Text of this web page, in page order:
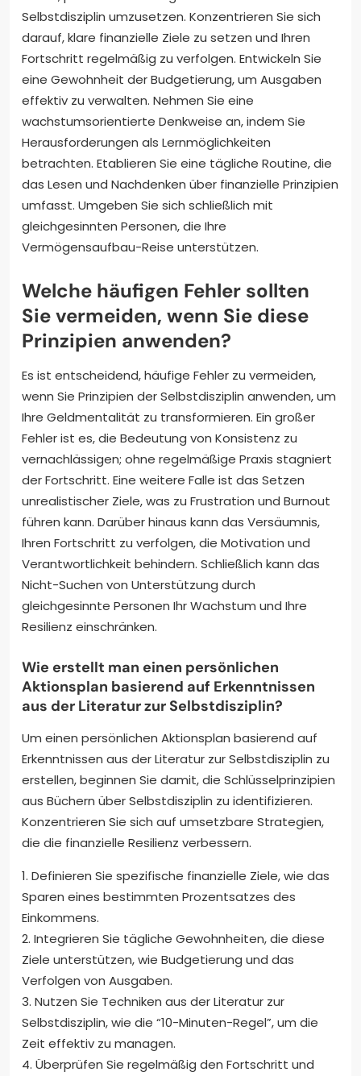
Selbstdisziplin umzusetzen. Konzentrieren Sie sich
darauf, klare finanzielle Ziele zu setzen und Ihren
Fortschritt regelmäßig zu verfolgen. Entwickeln Sie
eine Gewohnheit der Budgetierung, um Ausgaben
effektiv zu verwalten. Nehmen Sie eine
wachstumsorientierte Denkweise an, indem Sie
Herausforderungen als Lernmöglichkeiten
betrachten. Etablieren Sie eine tägliche Routine, die
das Lesen und Nachdenken über finanzielle Prinzipien
umfasst. Umgeben Sie sich schließlich mit
gleichgesinnten Personen, die Ihre
Vermögensaufbau-Reise unterstützen.
Welche häufigen Fehler sollten
Sie vermeiden, wenn Sie diese
Prinzipien anwenden?
Es ist entscheidend, häufige Fehler zu vermeiden,
wenn Sie Prinzipien der Selbstdisziplin anwenden, um
Ihre Geldmentalität zu transformieren. Ein großer
Fehler ist es, die Bedeutung von Konsistenz zu
vernachlässigen; ohne regelmäßige Praxis stagniert
der Fortschritt. Eine weitere Falle ist das Setzen
unrealistischer Ziele, was zu Frustration und Burnout
führen kann. Darüber hinaus kann das Versäumnis,
Ihren Fortschritt zu verfolgen, die Motivation und
Verantwortlichkeit behindern. Schließlich kann das
Nicht-Suchen von Unterstützung durch
gleichgesinnte Personen Ihr Wachstum und Ihre
Resilienz einschränken.
Wie erstellt man einen persönlichen
Aktionsplan basierend auf Erkenntnissen
aus der Literatur zur Selbstdisziplin?
Um einen persönlichen Aktionsplan basierend auf
Erkenntnissen aus der Literatur zur Selbstdisziplin zu
erstellen, beginnen Sie damit, die Schlüsselprinzipien
aus Büchern über Selbstdisziplin zu identifizieren.
Konzentrieren Sie sich auf umsetzbare Strategien,
die die finanzielle Resilienz verbessern.
1. Definieren Sie spezifische finanzielle Ziele, wie das
Sparen eines bestimmten Prozentsatzes des
Einkommens.
2. Integrieren Sie tägliche Gewohnheiten, die diese
Ziele unterstützen, wie Budgetierung und das
Verfolgen von Ausgaben.
3. Nutzen Sie Techniken aus der Literatur zur
Selbstdisziplin, wie die “10-Minuten-Regel”, um die
Zeit effektiv zu managen.
4. Überprüfen Sie regelmäßig den Fortschritt und